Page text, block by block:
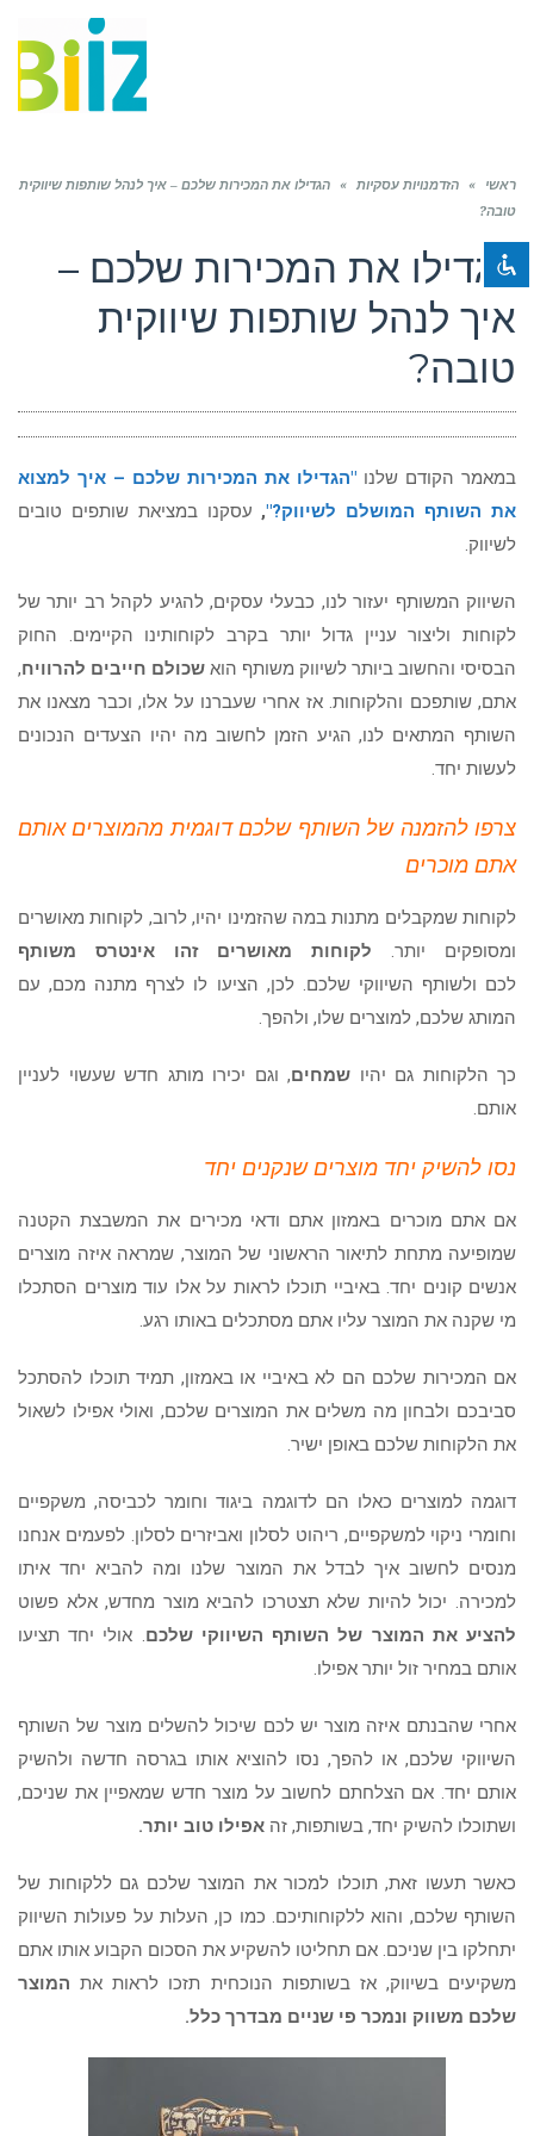
title סמן כותרות
zoom_out זום (הקטנה)
zoom_in זום (הגדלה)
הקטנת גופן
גופן קריא
brightness_high ניגודיות בהירה
brightness_low ניגודיות כהה
format_underlined הוסף קו תחתון לקישורים
font_download סמן קישורים
לאפס
את
האפשרויות
cached
הצהרת נגישות
ראשי » הזדמנויות עסקיות »
הגדילו את המכירות שלכם – איך לנהל שותפות שיווקית
טובה?
הגדילו את המכירות שלכם –
איך לנהל שותפות שיווקית
טובה?
במאמר הקודם שלנו "הגדילו את המכירות שלכם – איך למצוא
את השותף המושלם לשיווק?", עסקנו במציאת שותפים טובים
לשיווק.
השיווק המשותף יעזור לנו, כבעלי עסקים, להגיע לקהל רב יותר של
לקוחות וליצור עניין גדול יותר בקרב לקוחותינו הקיימים. החוק
הבסיסי והחשוב ביותר לשיווק משותף הוא שכולם חייבים להרוויח,
אתם, שותפכם והלקוחות. אז אחרי שעברנו על אלו, וכבר מצאנו את
השותף המתאים לנו, הגיע הזמן לחשוב מה יהיו הצעדים הנכונים
לעשות יחד.
צרפו להזמנה של השותף שלכם דוגמית מהמוצרים אותם
אתם מוכרים
לקוחות שמקבלים מתנות במה שהזמינו יהיו, לרוב, לקוחות מאושרים
ומסופקים יותר. לקוחות מאושרים זהו אינטרס משותף
לכם ולשותף השיווקי שלכם. לכן, הציעו לו לצרף מתנה מכם, עם
המותג שלכם, למוצרים שלו, ולהפך.
כך הלקוחות גם יהיו שמחים, וגם יכירו מותג חדש שעשוי לעניין
אותם.
נסו להשיק יחד מוצרים שנקנים יחד
אם אתם מוכרים באמזון אתם ודאי מכירים את המשבצת הקטנה
שמופיעה מתחת לתיאור הראשוני של המוצר, שמראה איזה מוצרים
אנשים קונים יחד. באיביי תוכלו לראות על אלו עוד מוצרים הסתכלו
מי שקנה את המוצר עליו אתם מסתכלים באותו רגע.
אם המכירות שלכם הם לא באיביי או באמזון, תמיד תוכלו להסתכל
סביבכם ולבחון מה משלים את המוצרים שלכם, ואולי אפילו לשאול
את הלקוחות שלכם באופן ישיר.
דוגמה למוצרים כאלו הם לדוגמה ביגוד וחומר לכביסה, משקפיים
וחומרי ניקוי למשקפיים, ריהוט לסלון ואביזרים לסלון. לפעמים אנחנו
מנסים לחשוב איך לבדל את המוצר שלנו ומה להביא יחד איתו
למכירה. יכול להיות שלא תצטרכו להביא מוצר מחדש, אלא פשוט
להציע את המוצר של השותף השיווקי שלכם. אולי יחד תציעו
אותם במחיר זול יותר אפילו.
אחרי שהבנתם איזה מוצר יש לכם שיכול להשלים מוצר של השותף
השיווקי שלכם, או להפך, נסו להוציא אותו בגרסה חדשה ולהשיק
אותם יחד. אם הצלחתם לחשוב על מוצר חדש שמאפיין את שניכם,
ושתוכלו להשיק יחד, בשותפות, זה אפילו טוב יותר.
כאשר תעשו זאת, תוכלו למכור את המוצר שלכם גם ללקוחות של
השותף שלכם, והוא ללקוחותיכם. כמו כן, העלות על פעולות השיווק
יתחלקו בין שניכם. אם תחליטו להשקיע את הסכום הקבוע אותו אתם
משקיעים בשיווק, אז בשותפות הנוכחית תזכו לראות את המוצר
שלכם משווק ונמכר פי שניים מבדרך כלל.